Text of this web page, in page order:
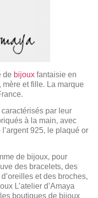
de bijoux fantaisie en
et fille. La marque
caractérisés par leur
à la main, avec
925, le plaqué or
de bijoux, pour
des bracelets, des
et des broches,
L’atelier d’Amaya
boutiques de bijoux